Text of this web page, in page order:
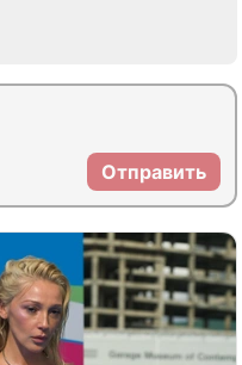
Отправить